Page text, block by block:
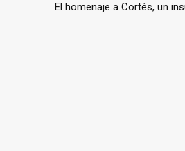
El homenaje a Cortés, un